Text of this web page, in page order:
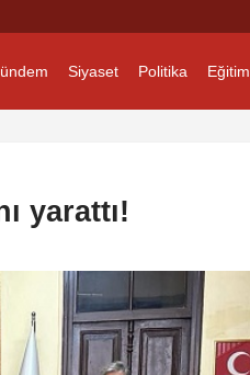
Siyaset Politika Eğitim
yarattı!